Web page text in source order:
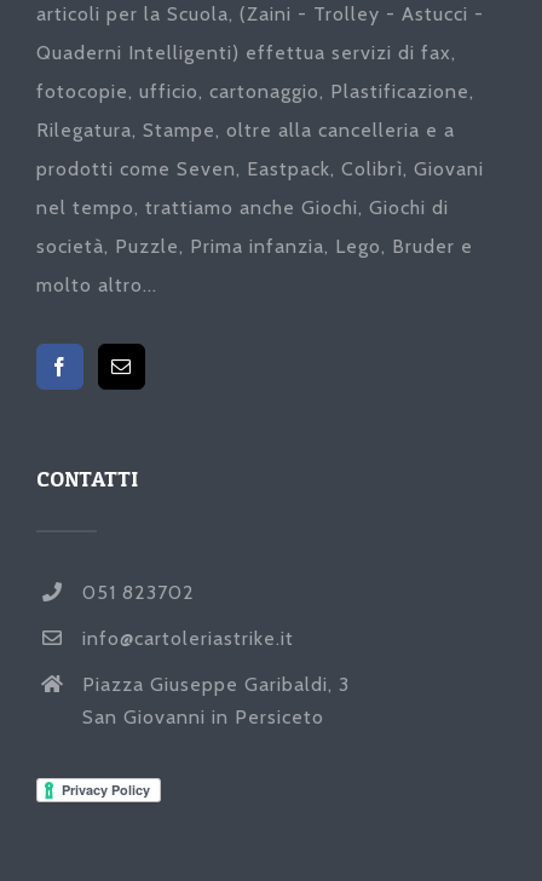
articoli per la Scuola, (Zaini - Trolley - Astucci -
Quaderni Intelligenti) effettua servizi di fax,
fotocopie, ufficio, cartonaggio, Plastificazione,
Rilegatura, Stampe, oltre alla cancelleria e a
prodotti come Seven, Eastpack, Colibrì, Giovani
nel tempo, trattiamo anche Giochi, Giochi di
società, Puzzle, Prima infanzia, Lego, Bruder e
molto altro...
CONTATTI
051 823702
info@cartoleriastrike.it
Piazza Giuseppe Garibaldi, 3
San Giovanni in Persiceto